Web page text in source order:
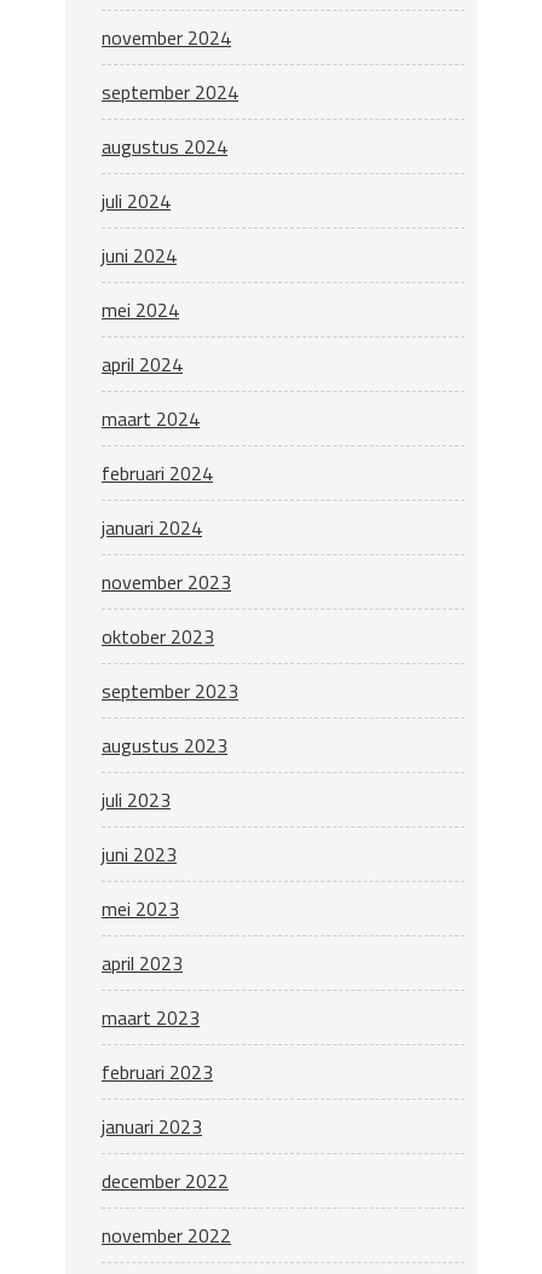
november 2024
september 2024
augustus 2024
juli 2024
juni 2024
mei 2024
april 2024
maart 2024
februari 2024
januari 2024
november 2023
oktober 2023
september 2023
augustus 2023
juli 2023
juni 2023
mei 2023
april 2023
maart 2023
februari 2023
januari 2023
december 2022
november 2022